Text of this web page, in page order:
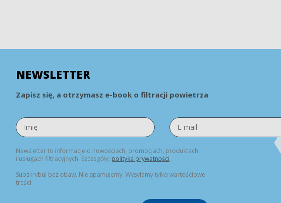
NEWSLETTER
Zapisz się, a otrzymasz e-book o filtracji powietrza
Newsletter to informacje o nowościach, promocjach, produktach
i usługach filtracyjnych. Szczegóły: polityka prywatności.
Subskrybuj bez obaw. Nie spamujemy. Wysyłamy tylko wartościowe
treści.